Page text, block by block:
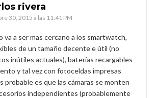
rivera
30, 2015 a las 11:41 PM
a ser mas cercano a los smartwatch,
de un tamaño decente e útil (no
inútiles actuales), baterías recargables
y tal vez con fotoceldas impresas
probable es que las cámaras se monten
independientes (probablemente